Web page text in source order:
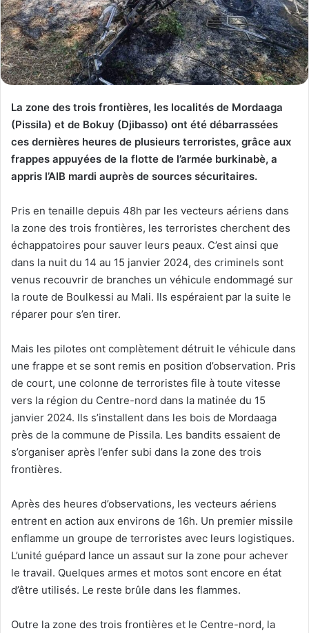
La zone des trois frontières, les localités de Mordaaga
(Pissila) et de Bokuy (Djibasso) ont été débarrassées
ces dernières heures de plusieurs terroristes, grâce aux
frappes appuyées de la flotte de l’armée burkinabè, a
appris l’AIB mardi auprès de sources sécuritaires.
Pris en tenaille depuis 48h par les vecteurs aériens dans
la zone des trois frontières, les terroristes cherchent des
échappatoires pour sauver leurs peaux. C’est ainsi que
dans la nuit du 14 au 15 janvier 2024, des criminels sont
venus recouvrir de branches un véhicule endommagé sur
la route de Boulkessi au Mali. Ils espéraient par la suite le
réparer pour s’en tirer.
Mais les pilotes ont complètement détruit le véhicule dans
une frappe et se sont remis en position d’observation. Pris
de court, une colonne de terroristes file à toute vitesse
vers la région du Centre-nord dans la matinée du 15
janvier 2024. Ils s’installent dans les bois de Mordaaga
près de la commune de Pissila. Les bandits essaient de
s’organiser après l’enfer subi dans la zone des trois
frontières.
Après des heures d’observations, les vecteurs aériens
entrent en action aux environs de 16h. Un premier missile
enflamme un groupe de terroristes avec leurs logistiques.
L’unité guépard lance un assaut sur la zone pour achever
le travail. Quelques armes et motos sont encore en état
d’être utilisés. Le reste brûle dans les flammes.
Outre la zone des trois frontières et le Centre-nord, la